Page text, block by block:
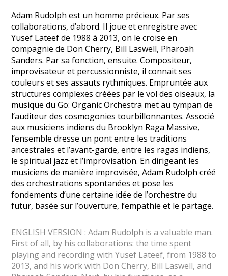
Adam Rudolph est un homme précieux. Par ses
collaborations, d’abord. Il joue et enregistre avec
Yusef Lateef de 1988 à 2013, on le croise en
compagnie de Don Cherry, Bill Laswell, Pharoah
Sanders. Par sa fonction, ensuite. Compositeur,
improvisateur et percussionniste, il connait ses
couleurs et ses assauts rythmiques. Empruntée aux
structures complexes créées par le vol des oiseaux, la
musique du Go: Organic Orchestra met au tympan de
l’auditeur des cosmogonies tourbillonnantes. Associé
aux musiciens indiens du Brooklyn Raga Massive,
l’ensemble dresse un pont entre les traditions
ancestrales et l’avant-garde, entre les ragas indiens,
le spiritual jazz et l’improvisation. En dirigeant les
musiciens de manière improvisée, Adam Rudolph créé
des orchestrations spontanées et pose les
fondements d’une certaine idée de l’orchestre du
futur, basée sur l’ouverture, l’empathie et le partage.
ENGLISH VERSION : Adam Rudolph is a valuable man.
First of all, by his collaborations: the time spent
playing and recording with Yusef Lateef, from 1988 to
2013, and his work with Don Cherry, Bill Laswell, and